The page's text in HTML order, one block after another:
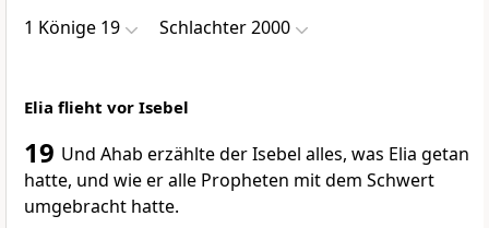
1 Könige 19 Schlachter 2000
Elia flieht vor Isebel
19 Und Ahab erzählte der Isebel alles, was Elia getan
hatte, und wie er alle Propheten mit dem Schwert
umgebracht hatte.